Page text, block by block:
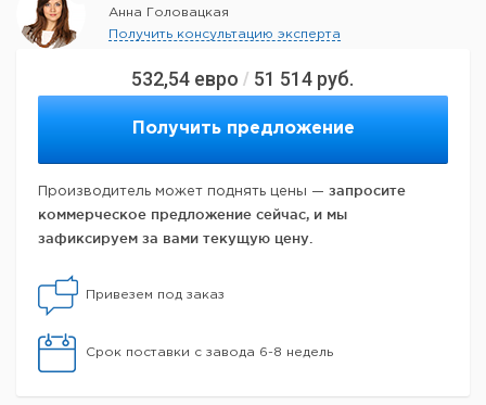
532,54 евро / 51 514 руб.
Получить предложение
Производитель может поднять цены — запросите
коммерческое предложение сейчас, и мы
зафиксируем за вами текущую цену.
Привезем под заказ
Срок поставки с завода 6-8 недель
Анна Головацкая
Получить консультацию эксперта